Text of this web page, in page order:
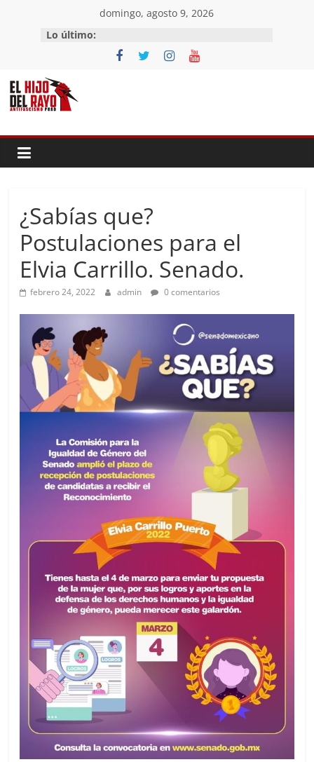
contenido
domingo, agosto 9, 2026
Lo último:
¿Sabías que?
Postulaciones para el
Elvia Carrillo. Senado.
febrero 24, 2022 admin 0 comentarios